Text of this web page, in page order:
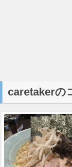
caretakerの